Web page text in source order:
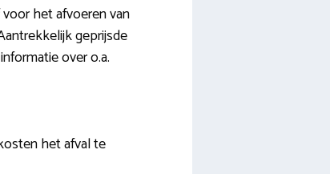
het afvoeren van
geprijsde
over o.a.
het afval te